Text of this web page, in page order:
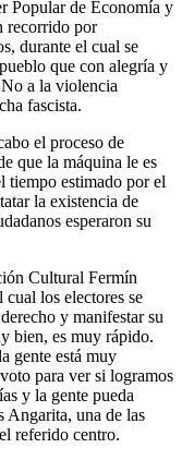
Popular de Economía y
recorrido por
durante el cual se
que con alegría y
a la violencia
fascista.
el proceso de
que la máquina le es
tiempo estimado por el
la existencia de
esperaron su
Cultural Fermín
los electores se
y manifestar su
bien, es muy rápido.
gente está muy
para ver si logramos
y la gente pueda
Angarita, una de las
referido centro.